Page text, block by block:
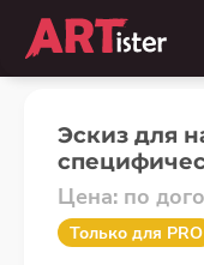
Эскиз для
Цена: по
Только для PRO